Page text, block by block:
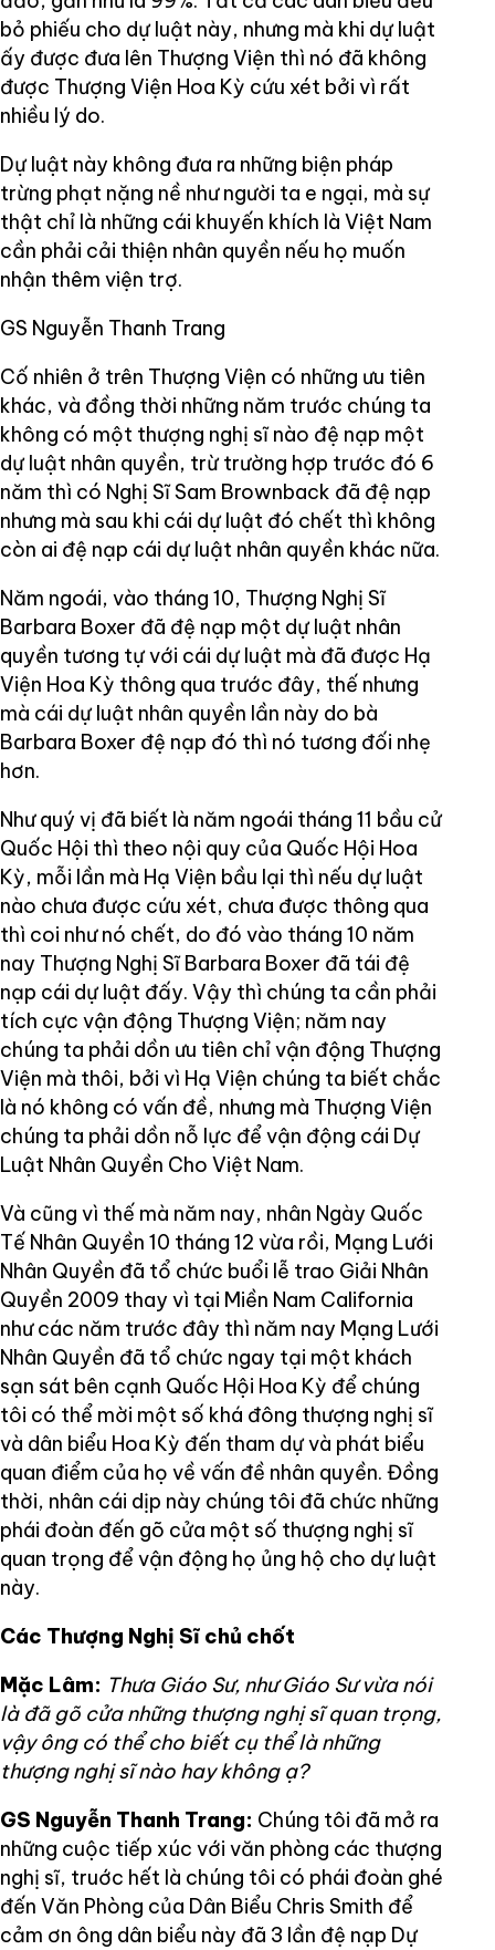
bỏ phiếu cho dự luật này, nhưng mà khi dự luật
ấy được đưa lên Thượng Viện thì nó đã không
được Thượng Viện Hoa Kỳ cứu xét bởi vì rất
nhiều lý do.
Dự luật này không đưa ra những biện pháp
trừng phạt nặng nề như người ta e ngại, mà sự
thật chỉ là những cái khuyến khích là Việt Nam
cần phải cải thiện nhân quyền nếu họ muốn
nhận thêm viện trợ.
GS Nguyễn Thanh Trang
Cố nhiên ở trên Thượng Viện có những ưu tiên
khác, và đồng thời những năm trước chúng ta
không có một thượng nghị sĩ nào đệ nạp một
dự luật nhân quyền, trừ trường hợp trước đó 6
năm thì có Nghị Sĩ Sam Brownback đã đệ nạp
nhưng mà sau khi cái dự luật đó chết thì không
còn ai đệ nạp cái dự luật nhân quyền khác nữa.
Năm ngoái, vào tháng 10, Thượng Nghị Sĩ
Barbara Boxer đã đệ nạp một dự luật nhân
quyền tương tự với cái dự luật mà đã được Hạ
Viện Hoa Kỳ thông qua trước đây, thế nhưng
mà cái dự luật nhân quyền lần này do bà
Barbara Boxer đệ nạp đó thì nó tương đối nhẹ
hơn.
Như quý vị đã biết là năm ngoái tháng 11 bầu cử
Quốc Hội thì theo nội quy của Quốc Hội Hoa
Kỳ, mỗi lần mà Hạ Viện bầu lại thì nếu dự luật
nào chưa được cứu xét, chưa được thông qua
thì coi như nó chết, do đó vào tháng 10 năm
nay Thượng Nghị Sĩ Barbara Boxer đã tái đệ
nạp cái dự luật đấy. Vậy thì chúng ta cần phải
tích cực vận động Thượng Viện; năm nay
chúng ta phải dồn ưu tiên chỉ vận động Thượng
Viện mà thôi, bởi vì Hạ Viện chúng ta biết chắc
là nó không có vấn đề, nhưng mà Thượng Viện
chúng ta phải dồn nỗ lực để vận động cái Dự
Luật Nhân Quyền Cho Việt Nam.
Và cũng vì thế mà năm nay, nhân Ngày Quốc
Tế Nhân Quyền 10 tháng 12 vừa rồi, Mạng Lưới
Nhân Quyền đã tổ chức buổi lễ trao Giải Nhân
Quyền 2009 thay vì tại Miền Nam California
như các năm trước đây thì năm nay Mạng Lưới
Nhân Quyền đã tổ chức ngay tại một khách
sạn sát bên cạnh Quốc Hội Hoa Kỳ để chúng
tôi có thể mời một số khá đông thượng nghị sĩ
và dân biểu Hoa Kỳ đến tham dự và phát biểu
quan điểm của họ về vấn đề nhân quyền. Đồng
thời, nhân cái dịp này chúng tôi đã chức những
phái đoàn đến gõ cửa một số thượng nghị sĩ
quan trọng để vận động họ ủng hộ cho dự luật
này.
Các Thượng Nghị Sĩ chủ chốt
Mặc Lâm: Thưa Giáo Sư, như Giáo Sư vừa nói
là đã gõ cửa những thượng nghị sĩ quan trọng,
vậy ông có thể cho biết cụ thể là những
thượng nghị sĩ nào hay không ạ?
GS Nguyễn Thanh Trang: Chúng tôi đã mở ra
những cuộc tiếp xúc với văn phòng các thượng
nghị sĩ, truớc hết là chúng tôi có phái đoàn ghé
đến Văn Phòng của Dân Biểu Chris Smith để
cảm ơn ông dân biểu này đã 3 lần đệ nạp Dự